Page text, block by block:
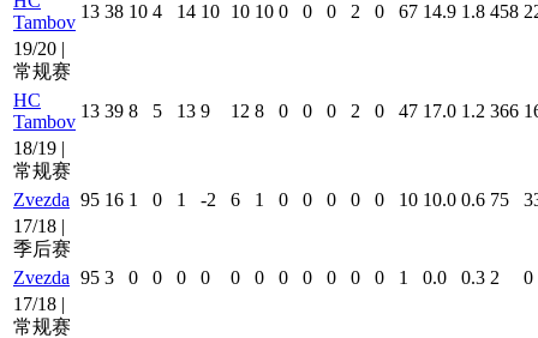
Tambov
13 38 10 4 14 10 10 10 0 0 0 2 0 67 14.9 1.8 458
19/20 |
常规赛
HC
Tambov
13 39 8 5 13 9 12 8 0 0 0 2 0 47 17.0 1.2 366
18/19 |
常规赛
Zvezda 95 16 1 0 1 -2 6 1 0 0 0 0 0 10 10.0 0.6 75
17/18 |
季后赛
Zvezda 95 3 0 0 0 0 0 0 0 0 0 0 0 1 0.0 0.3 2
0
17/18 |
常规赛